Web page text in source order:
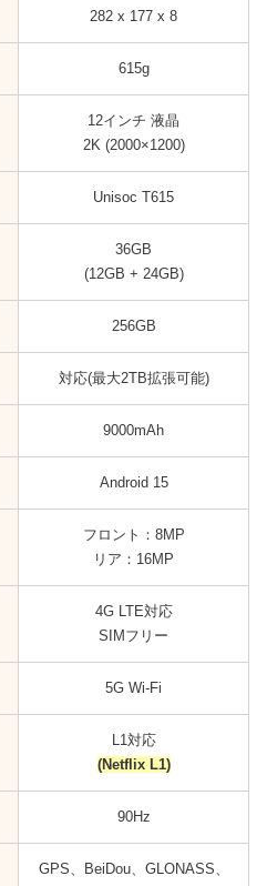
282 x 177 x 8
615g
12インチ 液晶
2K (2000×1200)
Unisoc T615
36GB
(12GB + 24GB)
256GB
対応(最大2TB拡張可能)
9000mAh
Android 15
フロント：8MP
リア：16MP
4G LTE対応
SIMフリー
5G Wi-Fi
L1対応
(Netflix L1)
90Hz
GPS、BeiDou、GLONASS、